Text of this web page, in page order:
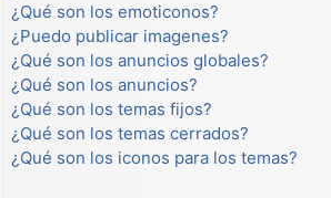
¿Qué son los emoticonos?
¿Puedo publicar imagenes?
¿Qué son los anuncios globales?
¿Qué son los anuncios?
¿Qué son los temas fijos?
¿Qué son los temas cerrados?
¿Qué son los iconos para los temas?